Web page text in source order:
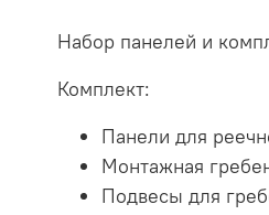
Набор панелей и
Комплект:
Панели для
Монтажная
Подвесы для